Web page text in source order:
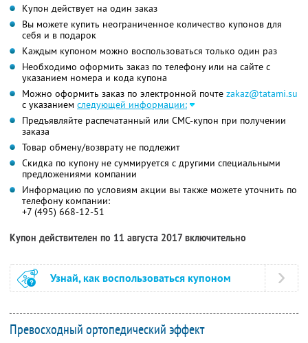
Купон действует на один заказ
Вы можете купить неограниченное количество купонов для
себя и в подарок
Каждым купоном можно воспользоваться только один раз
Необходимо оформить заказ по телефону или на сайте с
указанием номера и кода купона
Можно оформить заказ по электронной почте zakaz@tatami.su
с указанием следующей информации:
Предъявляйте распечатанный или СМС-купон при получении
заказа
Товар обмену/возврату не подлежит
Скидка по купону не суммируется с другими специальными
предложениями компании
Информацию по условиям акции вы также можете уточнить по
телефону компании:
+7 (495) 668-12-51
Купон действителен по 11 августа 2017 включительно
Узнай, как воспользоваться купоном
Превосходный ортопедический эффект